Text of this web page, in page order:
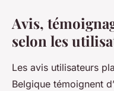
Avis,
selon les
Les avis utilisateurs
Belgique témoignent